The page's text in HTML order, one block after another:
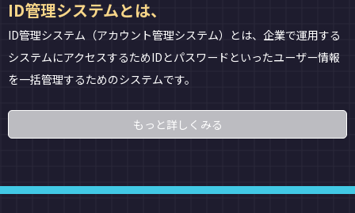
ID管理システムとは、
ID管理システム（アカウント管理システム）とは、企業で運用する
システムにアクセスするためIDとパスワードといったユーザー情報
を一括管理するためのシステムです。
もっと詳しくみる